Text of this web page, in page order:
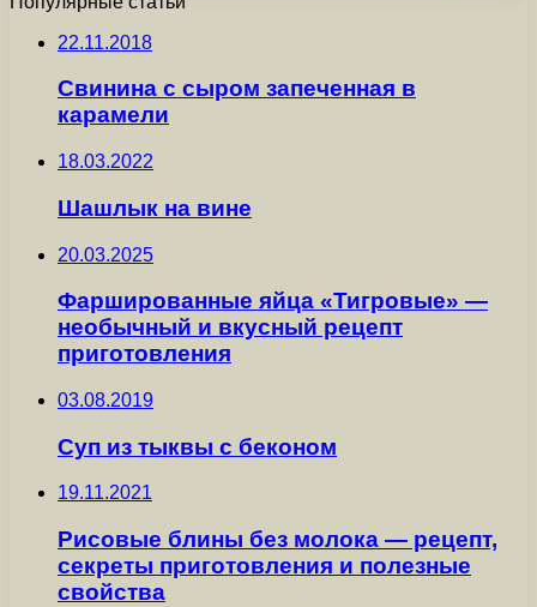
22.11.2018
Свинина с сыром запеченная в
карамели
18.03.2022
Шашлык на вине
20.03.2025
Фаршированные яйца «Тигровые» —
необычный и вкусный рецепт
приготовления
03.08.2019
Суп из тыквы с беконом
19.11.2021
Рисовые блины без молока — рецепт,
секреты приготовления и полезные
свойства